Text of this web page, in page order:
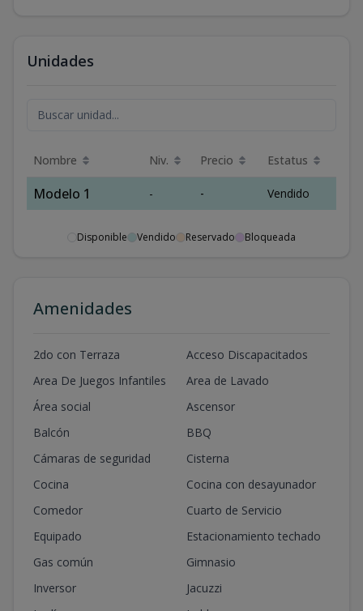
Unidades
Nombre Niv. Precio Estatus
Modelo 1 - - Vendido
Disponible Vendido Reservado Bloqueada
Amenidades
2do con Terraza
Acceso Discapacitados
Area De Juegos Infantiles
Area de Lavado
Área social
Ascensor
Balcón
BBQ
Cámaras de seguridad
Cisterna
Cocina
Cocina con desayunador
Comedor
Cuarto de Servicio
Equipado
Estacionamiento techado
Gas común
Gimnasio
Inversor
Jacuzzi